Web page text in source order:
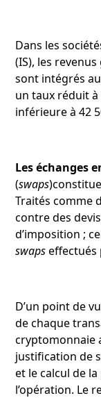
Dans les
(IS), les
sont intégrés
un taux réduit
inférieure à 42
Les échanges
(swaps
Traités comme
contre des
d’imposition ;
swapseffectués
D’un point de
de chaque
cryptomonnaie
justification de
et le calcul de
l’opération. Le